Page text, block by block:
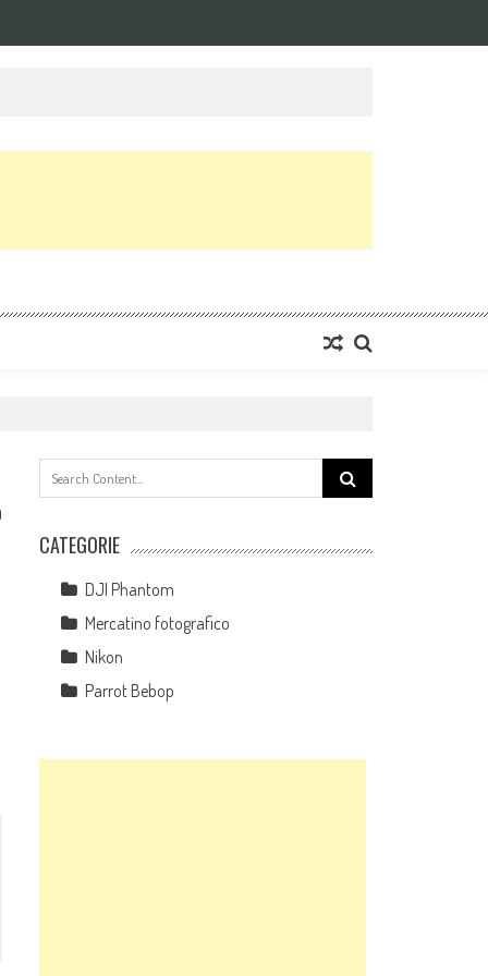
Search
for:
CATEGORIE
DJI Phantom
Mercatino fotografico
Nikon
Parrot Bebop